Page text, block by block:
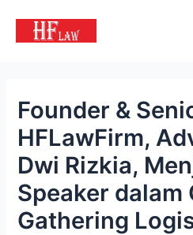
Founder &
HFLawFirm,
Dwi Rizkia,
Speaker dalam
Gathering